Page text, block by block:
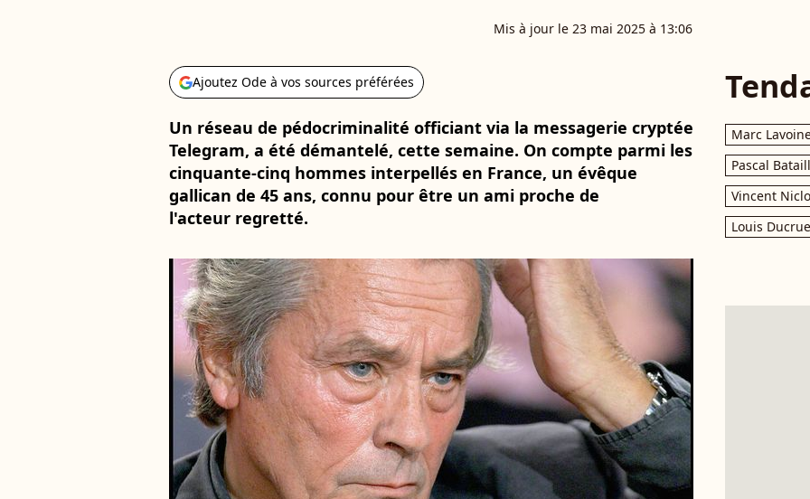
Mis à jour le 23 mai 2025 à 13:06
Ajoutez Ode à vos sources préférées
Un réseau de pédocriminalité officiant via la messagerie cryptée
Telegram, a été démantelé, cette semaine. On compte parmi les
cinquante-cinq hommes interpellés en France, un évêque
gallican de 45 ans, connu pour être un ami proche de
l'acteur regretté.
Marc
Pascal
Vincent Niclo
Louis